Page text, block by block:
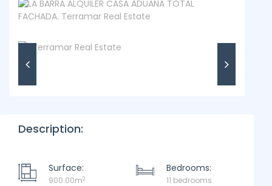
Description:
Surface:
900.00m2
Bedrooms:
11 bedrooms